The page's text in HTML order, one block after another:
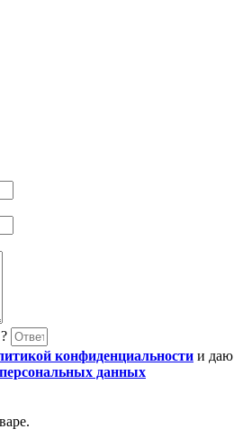
конфиденциальности и даю
данных